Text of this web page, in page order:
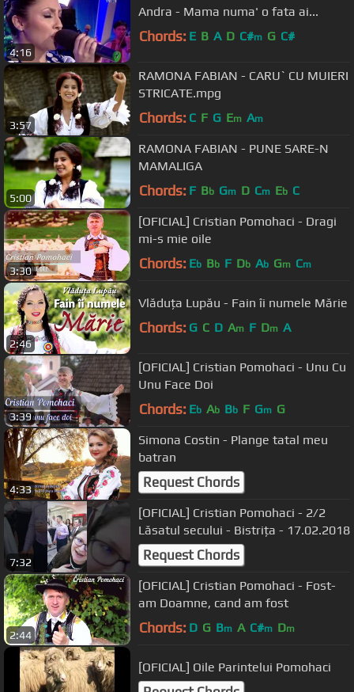
4:16
Andra - Mama numa' o fata ai...
Chords: E B A D C#m G C#
3:57
RAMONA FABIAN - CARU` CU MUIERI
STRICATE.mpg
Chords: C F G Em Am
5:00
RAMONA FABIAN - PUNE SARE-N
MAMALIGA
Chords: F Bb Gm D Cm Eb C
3:30
[OFICIAL] Cristian Pomohaci - Dragi
mi-s mie oile
Chords: Eb Bb F Db Ab Gm Cm
2:46
Vlăduța Lupău - Fain îi numele Mărie
Chords: G C D Am F Dm A
3:39
[OFICIAL] Cristian Pomohaci - Unu Cu
Unu Face Doi
Chords: Eb Ab Bb F Gm G
4:33
Simona Costin - Plange tatal meu
batran
Request Chords
7:32
[OFICIAL] Cristian Pomohaci - 2/2
Lăsatul secului - Bistrița - 17.02.2018
Request Chords
2:44
[OFICIAL] Cristian Pomohaci - Fost-
am Doamne, cand am fost
Chords: D G Bm A C#m Dm
[OFICIAL] Oile Parintelui Pomohaci